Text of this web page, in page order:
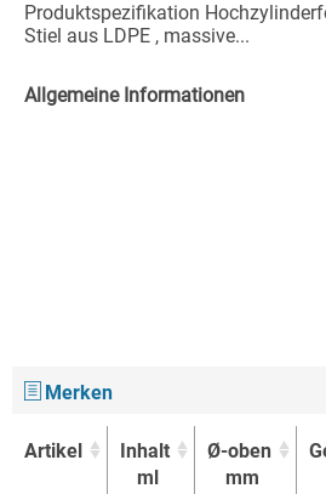
Produktspezifikation
Stiel aus LDPE , massive...
Allgemeine Informationen
Merken
Artikel
Inhalt
ml
Ø-oben
mm